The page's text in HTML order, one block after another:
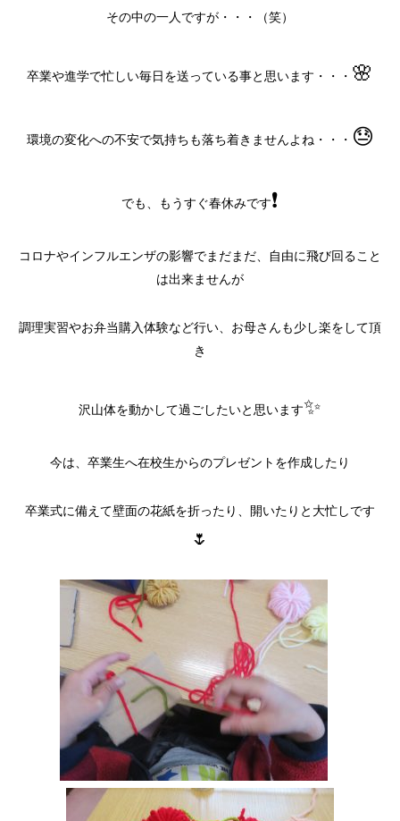
その中の一人ですが・・・（笑）
卒業や進学で忙しい毎日を送っている事と思います・・・ 🌸
環境の変化への不安で気持ちも落ち着きませんよね・・・ 😓
でも、もうすぐ春休みです❗
コロナやインフルエンザの影響でまだまだ、自由に飛び回ること
は出来ませんが
調理実習やお弁当購入体験など行い、お母さんも少し楽をして頂
き
沢山体を動かして過ごしたいと思います✨
今は、卒業生へ在校生からのプレゼントを作成したり
卒業式に備えて壁面の花紙を折ったり、開いたりと大忙しです
🌷